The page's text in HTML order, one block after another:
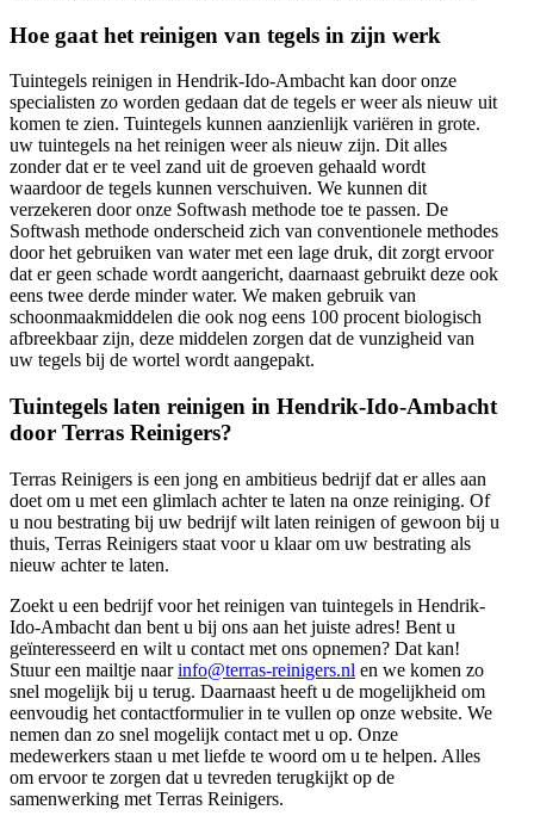
Hoe gaat het reinigen van tegels in zijn werk
Tuintegels reinigen in Hendrik-Ido-Ambacht kan door onze
specialisten zo worden gedaan dat de tegels er weer als nieuw uit
komen te zien. Tuintegels kunnen aanzienlijk variëren in grote.
uw tuintegels na het reinigen weer als nieuw zijn. Dit alles
zonder dat er te veel zand uit de groeven gehaald wordt
waardoor de tegels kunnen verschuiven. We kunnen dit
verzekeren door onze Softwash methode toe te passen. De
Softwash methode onderscheid zich van conventionele methodes
door het gebruiken van water met een lage druk, dit zorgt ervoor
dat er geen schade wordt aangericht, daarnaast gebruikt deze ook
eens twee derde minder water. We maken gebruik van
schoonmaakmiddelen die ook nog eens 100 procent biologisch
afbreekbaar zijn, deze middelen zorgen dat de vunzigheid van
uw tegels bij de wortel wordt aangepakt.
Tuintegels laten reinigen in Hendrik-Ido-Ambacht
door Terras Reinigers?
Terras Reinigers is een jong en ambitieus bedrijf dat er alles aan
doet om u met een glimlach achter te laten na onze reiniging. Of
u nou bestrating bij uw bedrijf wilt laten reinigen of gewoon bij u
thuis, Terras Reinigers staat voor u klaar om uw bestrating als
nieuw achter te laten.
Zoekt u een bedrijf voor het reinigen van tuintegels in Hendrik-
Ido-Ambacht dan bent u bij ons aan het juiste adres! Bent u
geïnteresseerd en wilt u contact met ons opnemen? Dat kan!
Stuur een mailtje naarinfo@terras-reinigers.nl en we komen zo
snel mogelijk bij u terug. Daarnaast heeft u de mogelijkheid om
eenvoudig het contactformulier in te vullen op onze website. We
nemen dan zo snel mogelijk contact met u op. Onze
medewerkers staan u met liefde te woord om u te helpen. Alles
om ervoor te zorgen dat u tevreden terugkijkt op de
samenwerking met Terras Reinigers.